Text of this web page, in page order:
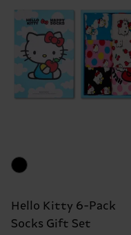
Hello Kitty 6-Pack
Socks Gift Set